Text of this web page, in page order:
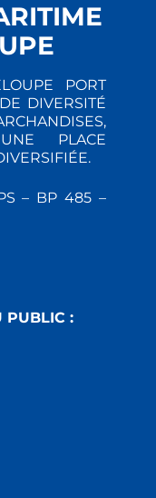
PORT
DIVERSITÉ
PLACE
– BP 485 –
PUBLIC :